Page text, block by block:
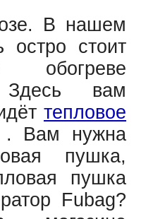
В нашем
остро стоит
Здесь вам
тепловое
. Вам нужна
пушка,
пушка
Fubag?